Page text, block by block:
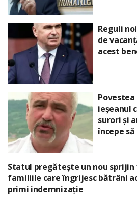
Reguli
de
acest
ieșeanul
surori și
începe
Statul pregătește un nou
familiile care îngrijesc bătrâni
primi indemnizație